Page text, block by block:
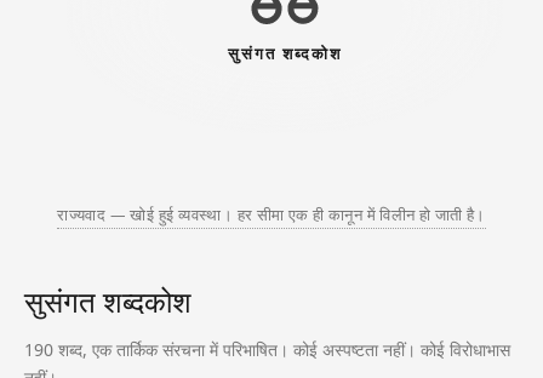
सुसंगत शब्दकोश
राज्यवाद — खोई हुई व्यवस्था। हर सीमा एक ही कानून में विलीन हो जाती है।
सुसंगत शब्दकोश
190 शब्द, एक तार्किक संरचना में परिभाषित। कोई अस्पष्टता नहीं। कोई विरोधाभास